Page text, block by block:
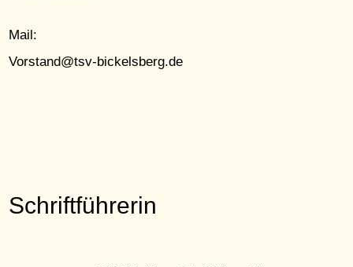
Mail:
Vorstand@tsv-bickelsberg.de
Schriftführerin